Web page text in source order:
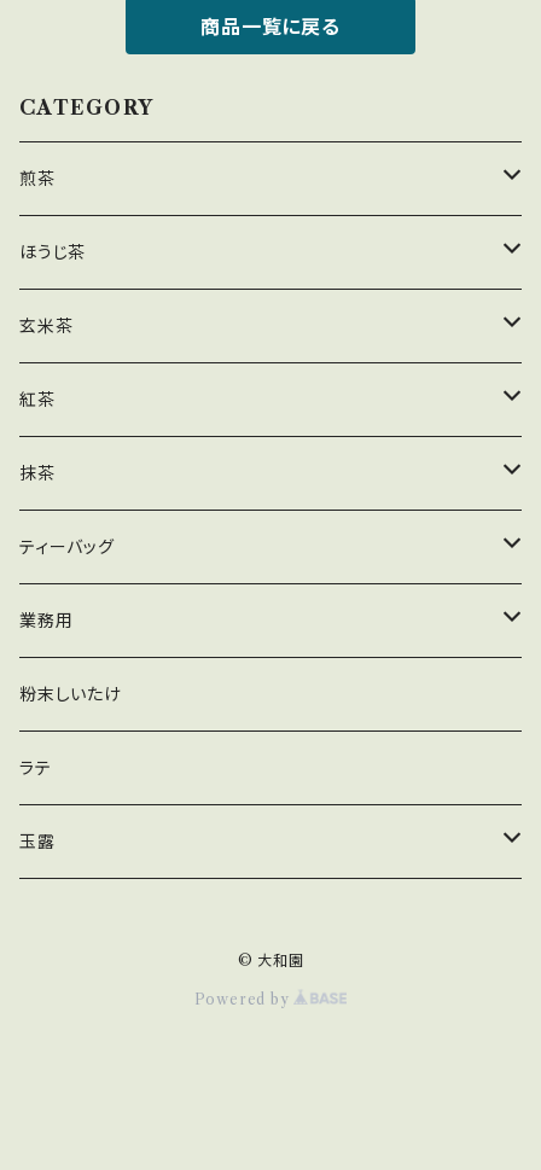
商品一覧に戻る
CATEGORY
煎茶
茶葉
ティーバッグ
業務用
粉末
ほうじ茶
茶葉
ティーバッグ
業務用
粉末
玄米茶
茶葉
ティーバッグ
業務用
粉末
紅茶
茶葉
ティーバッグ
抹茶
木箱
加工用
ティーバッグ
緑茶ティーバッグ
玄米茶ティーバッグ
かりがねほうじ茶ティーバッグ
黒豆入りかりがねほうじ茶ティーバッグ
業務用
抹茶
ほうじ茶
煎茶
粉末しいたけ
ラテ
玉露
© 大和園
Powered by